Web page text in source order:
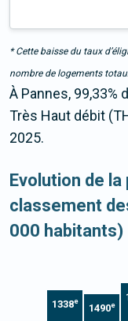
* Cette baisse du taux
nombre de logements
À Pannes, 99,33%
Très Haut débit
2025.
Evolution de
classement
000 habitants)
1338e
1490e